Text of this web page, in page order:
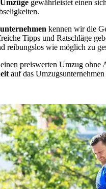
gewährleistet einen
kennen wir die
Tipps und Ratschläge
reibungslos wie möglich zu
preiswerten Umzug ohne
auf das